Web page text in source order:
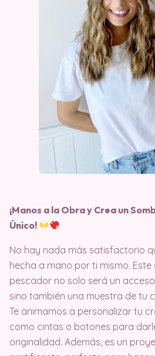
¡Manos a la Obra y Crea un
Único!
No hay nada más satisfactorio
hecha a mano por ti mismo.
pescador no solo será un
sino también una muestra de tu
Te animamos a personalizar tu
como cintas o botones para
originalidad. Además, es un